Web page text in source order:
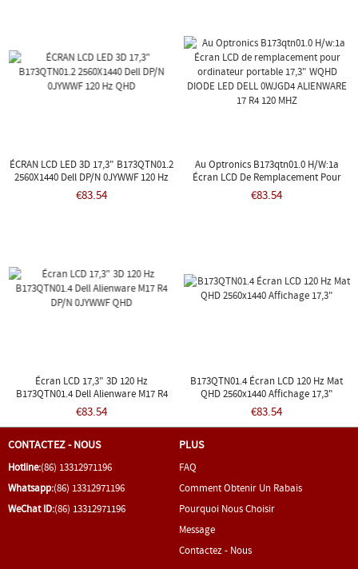
ÉCRAN LCD LED 3D 17,3" B173QTN01.2
2560X1440 Dell DP/N 0JYWWF 120 Hz
QHD
€83.54
Au Optronics B173qtn01.0 H/w:1a
Écran LCD De Remplacement Pour
Ordinateur Portable 17,3" WQHD
DIODE LED DELL 0WJGD4 ALIENWARE
€83.54
Écran LCD 17,3" 3D 120 Hz
B173QTN01.4 Dell Alienware M17 R4
DP/N 0JYWWF QHD
€83.54
B173QTN01.4 Écran LCD 120 Hz Mat
QHD 2560x1440 Affichage 17,3"
€83.54
CONTACTEZ - NOUS
Hotline:(86) 13312971196
Whatsapp:(86) 13312971196
WeChat ID:(86) 13312971196
PLUS
FAQ
Comment Obtenir Un Rabais
Pourquoi Nous Choisir
Message
Contactez - Nous